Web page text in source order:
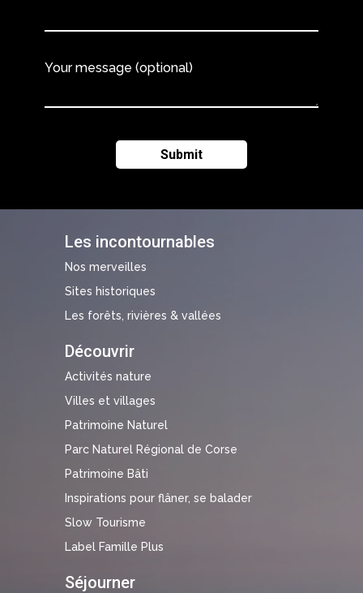
Les incontournables
Nos merveilles
Sites historiques
Les forêts, rivières & vallées
Découvrir
Activités nature
Villes et villages
Patrimoine Naturel
Parc Naturel Régional de Corse
Patrimoine Bâti
Inspirations pour flâner, se balader
Slow Tourisme
Label Famille Plus
Séjourner
Your message (optional)